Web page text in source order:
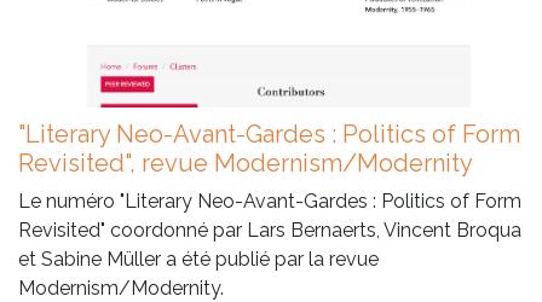
"Literary Neo-Avant-Gardes : Politics of Form
Revisited", revue Modernism/Modernity
Le numéro "Literary Neo-Avant-Gardes : Politics of Form
Revisited" coordonné par Lars Bernaerts, Vincent Broqua
et Sabine Müller a été publié par la revue
Modernism/Modernity.